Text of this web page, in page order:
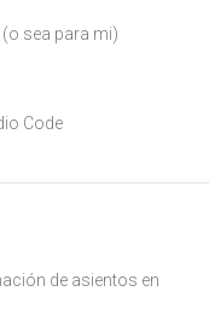
sea para mi)
Code
de asientos en